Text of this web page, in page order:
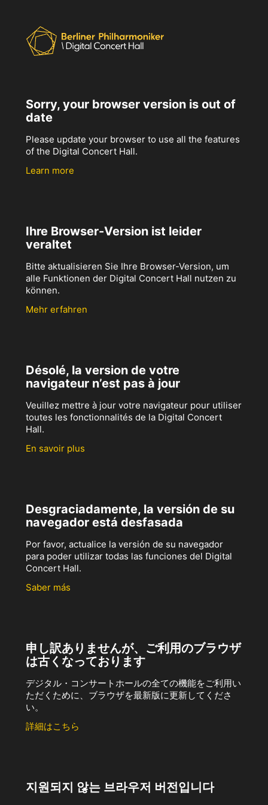
Sorry, your browser version is out of
date
Please update your browser to use all the features
of the Digital Concert Hall.
Learn more
Ihre Browser-Version ist leider
veraltet
Bitte aktualisieren Sie Ihre Browser-Version, um
alle Funktionen der Digital Concert Hall nutzen zu
können.
Mehr erfahren
Désolé, la version de votre
navigateur n’est pas à jour
Veuillez mettre à jour votre navigateur pour utiliser
toutes les fonctionnalités de la Digital Concert
Hall.
En savoir plus
Desgraciadamente, la versión de su
navegador está desfasada
Por favor, actualice la versión de su navegador
para poder utilizar todas las funciones del Digital
Concert Hall.
Saber más
申し訳ありませんが、ご利用のブラウザ
は古くなっております
デジタル・コンサートホールの全ての機能をご利用い
ただくために、ブラウザを最新版に更新してくださ
い。
詳細はこちら
지원되지 않는 브라우저 버전입니다